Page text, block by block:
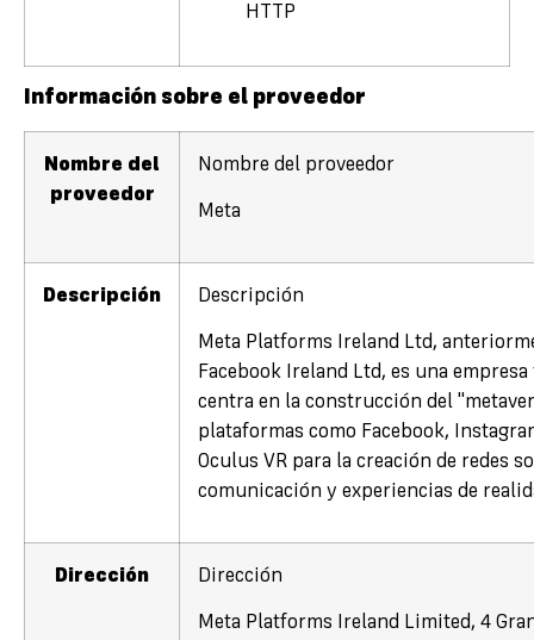
HTTP
Información sobre el proveedor
Nombre del
proveedor
Nombre del proveedor
Meta
Descripción Descripción
Meta Platforms Ireland Ltd,
Facebook Ireland Ltd, es una
centra en la construcción del
plataformas como Facebook,
Oculus VR para la creación de redes
comunicación y experiencias de
Dirección Dirección
Meta Platforms Ireland Limited, 4